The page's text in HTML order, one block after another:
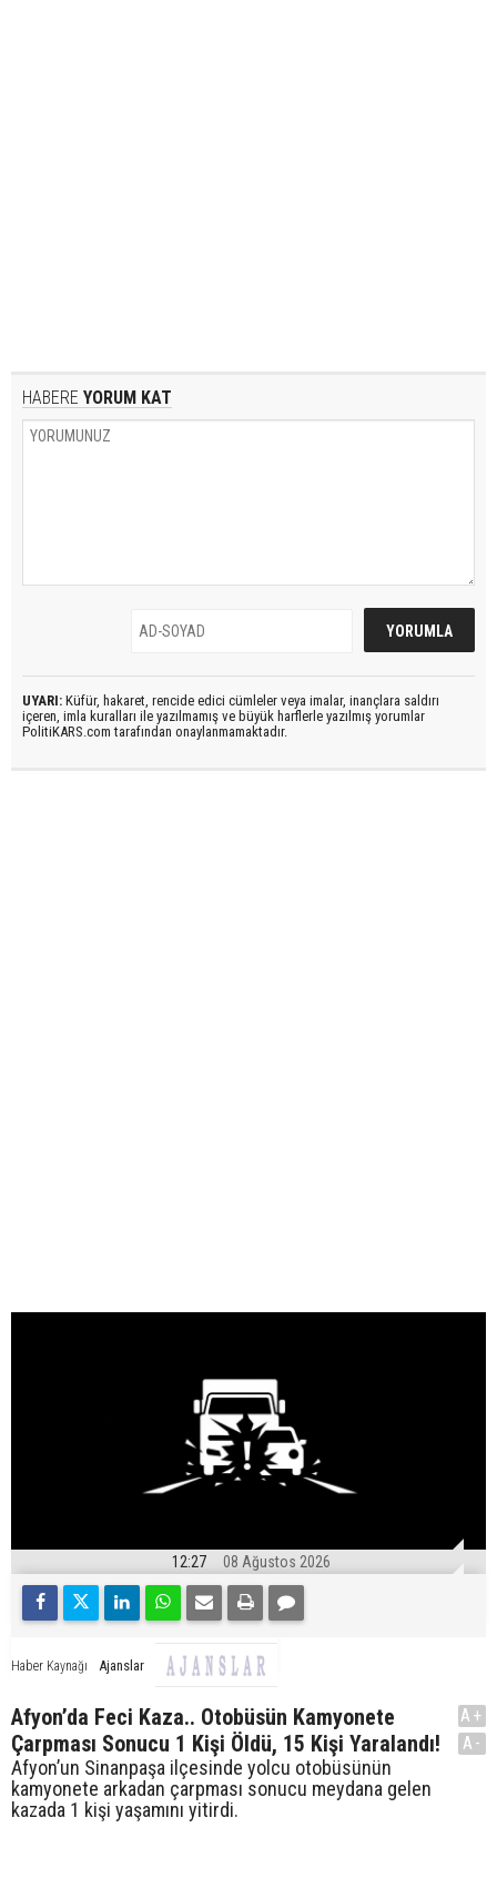
HABERE YORUM KAT
UYARI: Küfür, hakaret, rencide edici cümleler veya imalar, inançlara saldırı
içeren, imla kuralları ile yazılmamış ve büyük harflerle yazılmış yorumlar
PolitiKARS.com tarafından onaylanmamaktadır.
12:27 08 Ağustos 2026
Haber Kaynağı Ajanslar
Afyon’da Feci Kaza.. Otobüsün Kamyonete
Çarpması Sonucu 1 Kişi Öldü, 15 Kişi Yaralandı!
Afyon’un Sinanpaşa ilçesinde yolcu otobüsünün
kamyonete arkadan çarpması sonucu meydana gelen
kazada 1 kişi yaşamını yitirdi.
A+
A-